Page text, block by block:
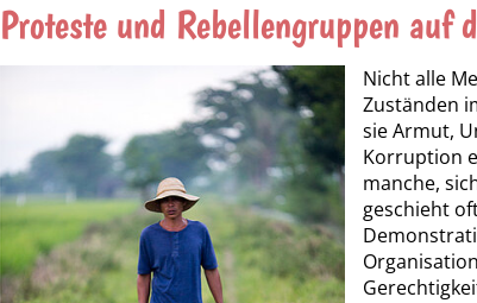
Proteste und Rebellengruppen auf
Nicht alle
Zuständen
sie Armut,
Korruption
manche,
geschieht